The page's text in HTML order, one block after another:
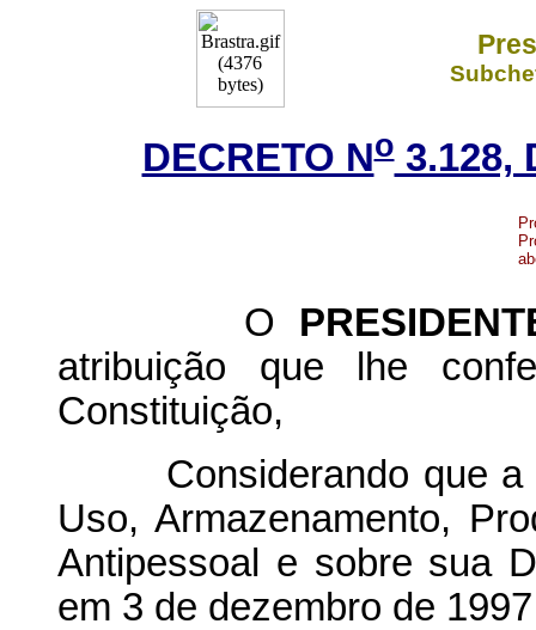
DECRETO No3.128,
O
atribuição que lhe
Constituição,
Considerando que a
Uso, Armazenamento,
Antipessoal e sobre sua
em 3 de dezembro de